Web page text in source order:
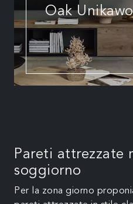
Oak
Pareti attrezzate
soggiorno
Per la zona giorno